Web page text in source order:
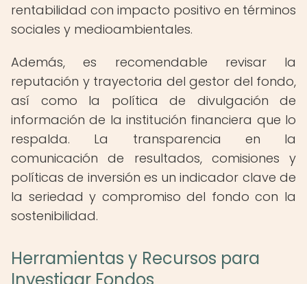
rentabilidad con impacto positivo en términos
sociales y medioambientales.
Además, es recomendable revisar la
reputación y trayectoria del gestor del fondo,
así como la política de divulgación de
información de la institución financiera que lo
respalda. La transparencia en la
comunicación de resultados, comisiones y
políticas de inversión es un indicador clave de
la seriedad y compromiso del fondo con la
sostenibilidad.
Herramientas y Recursos para